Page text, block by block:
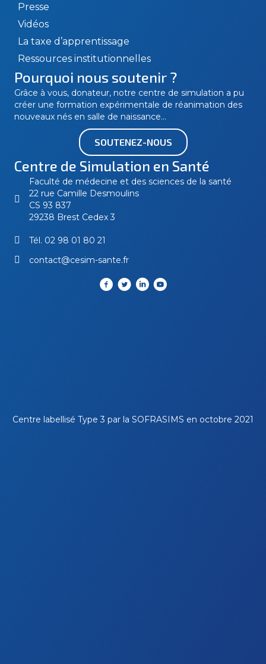
Presse
Vidéos
La taxe d’apprentissage
Ressources institutionnelles
Pourquoi nous soutenir ?
Grâce à vous, donateur, notre centre de simulation a pu
créer une formation expérimentale de réanimation des
nouveaux nés en salle de naissance…
SOUTENEZ-NOUS
Centre de Simulation en Santé
Faculté de médecine et des sciences de la santé
22 rue Camille Desmoulins
CS 93 837
29238 Brest Cedex 3
Tél. 02 98 01 80 21
contact@cesim-sante.fr
Centre labellisé Type 3 par la SOFRASIMS en octobre 2021